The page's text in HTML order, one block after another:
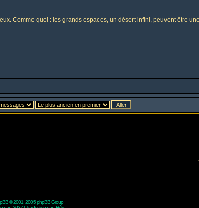
Comme quoi : les grands espaces, un désert infini, peuvent être
© 2001, 2005 phpBB Group